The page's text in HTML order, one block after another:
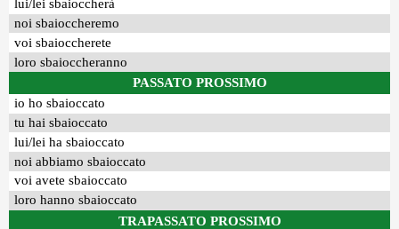
lui/lei sbaioccherà
noi sbaioccheremo
voi sbaioccherete
loro sbaioccheranno
PASSATO PROSSIMO
io ho sbaioccato
tu hai sbaioccato
lui/lei ha sbaioccato
noi abbiamo sbaioccato
voi avete sbaioccato
loro hanno sbaioccato
TRAPASSATO PROSSIMO